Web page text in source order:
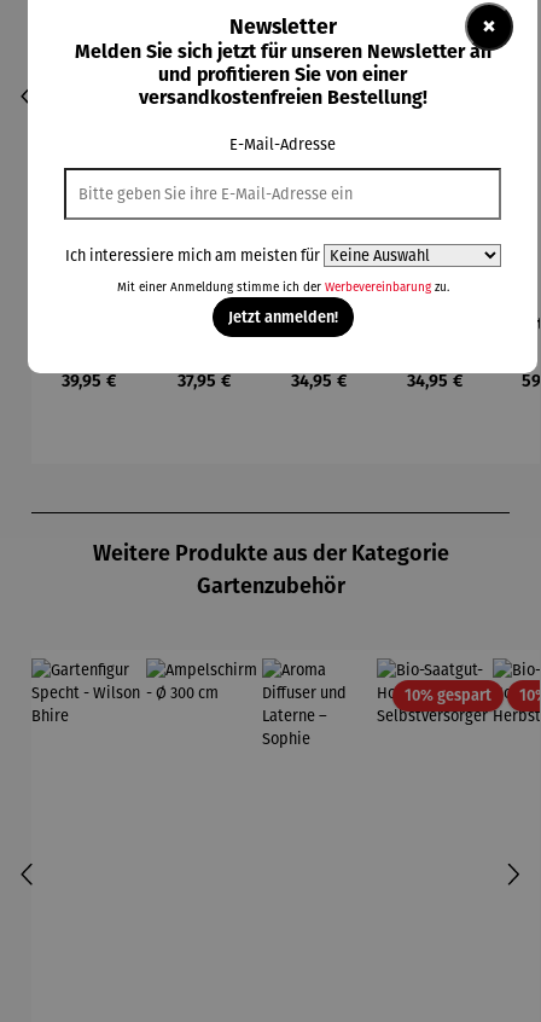
he - Set
Regulärer Preis:
39,95 €
Set
Beetkralle
Regulärer Preis:
37,95 €
Ratschens
Linkshänd
Regulärer Preis:
34,95 €
t
Regulärer Preis:
34,95 €
Weitere Produkte aus der Kategorie
Gartenzubehör
10% gespartRabatt
×
Newsletter
Melden Sie sich jetzt für unseren Newsletter an
und profitieren Sie von einer
versandkostenfreien Bestellung!
E-Mail-Adresse
Ich interessiere mich am meisten für
Mit einer Anmeldung stimme ich der Werbevereinbarungzu.
Jetzt anmelden!